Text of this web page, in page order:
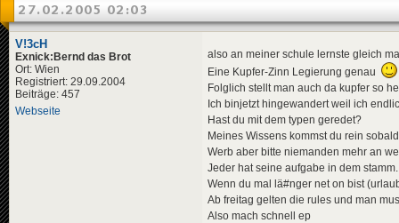
27.02.2005 02:03
V!3cH
Exnick:Bernd das Brot
Ort: Wien
Registriert: 29.09.2004
Beiträge: 457
Webseite
also an meiner schule lernste gleich
Eine Kupfer-Zinn Legierung genau
Folglich stellt man auch da kupfer so
Ich binjetzt hingewandert weil ich
Hast du mit dem typen geredet?
Meines Wissens kommst du rein
Werb aber bitte niemanden mehr an
Jeder hat seine aufgabe in dem stamm.
Wenn du mal lä#nger net on bist
Ab freitag gelten die rules und man
Also mach schnell ep